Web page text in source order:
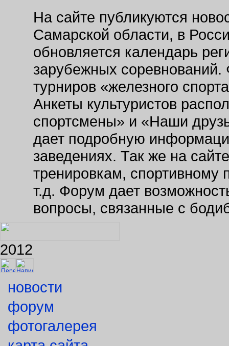
На сайте публикуются
Самарской области, в
обновляется календарь
зарубежных соревнований.
турниров «железного
Анкеты культуристов
спортсмены» и «Наши
дает подробную
заведениях. Так же на
тренировкам, спортивному
т.д. Форум дает
вопросы, связанные с
2012
форум
фотогалерея
карта сайта